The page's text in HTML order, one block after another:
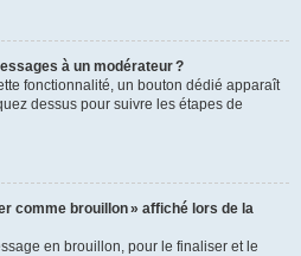
à un modérateur ?
fonctionnalité, un bouton dédié apparaît
dessus pour suivre les étapes de
comme brouillon » affiché lors de la
en brouillon, pour le finaliser et le